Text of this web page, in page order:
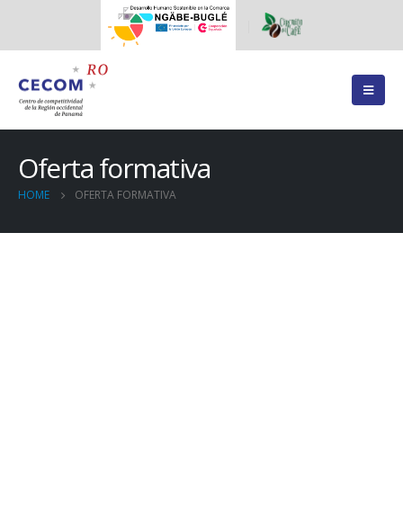
Oferta formativa
HOME OFERTA FORMATIVA